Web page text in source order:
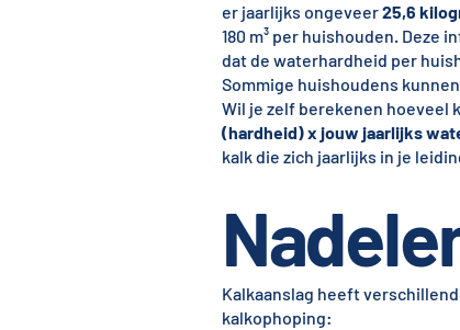
er jaarlijks ongeveer25,6
180 m³ per huishouden. Deze
dat de waterhardheid per
Sommige huishoudens
Wil je zelf berekenen hoeveel
(hardheid) x jouw jaarlijks
kalk die zich jaarlijks in je
Kalkaanslag heeft
kalkophoping: